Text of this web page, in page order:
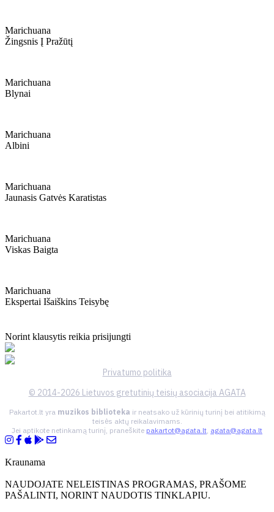
Marichuana
Žingsnis Į Pražūtį
Marichuana
Blynai
Marichuana
Albini
Marichuana
Jaunasis Gatvės Karatistas
Marichuana
Viskas Baigta
Marichuana
Ekspertai Išaiškins Teisybę
Norint klausytis reikia prisijungti
Privatumo politika
© 2014-2026 Lietuvos gretutinių teisių asociacija AGATA
Pakartot.lt yra muzikos biblioteka ir neatsako už kūrinių turinį bei atitikimą
teisės aktų reikalavimams.
Jei aptikote netinkamą turinį, praneškite pakartot@agata.lt, agata@agata.lt
Kraunama
NAUDOJATE NELEISTINAS PROGRAMAS, PRAŠOME
PAŠALINTI, NORINT NAUDOTIS TINKLAPIU.